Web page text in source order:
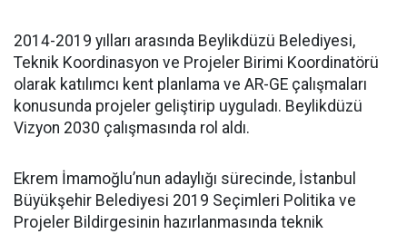
2014-2019 yılları arasında Beylikdüzü Belediyesi,
Teknik Koordinasyon ve Projeler Birimi Koordinatörü
olarak katılımcı kent planlama ve AR-GE çalışmaları
konusunda projeler geliştirip uyguladı. Beylikdüzü
Vizyon 2030 çalışmasında rol aldı.
Ekrem İmamoğlu’nun adaylığı sürecinde, İstanbul
Büyükşehir Belediyesi 2019 Seçimleri Politika ve
Projeler Bildirgesinin hazırlanmasında teknik